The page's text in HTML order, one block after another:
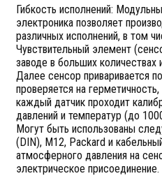
Гибкость исполнений:
электроника позволяет
различных исполнений, в том
Чувствительный элемент
заводе в больших количествах
Далее сенсор приваривается
проверяется на
каждый датчик проходит
давлений и температур (до
Могут быть использованы
(DIN), M12, Packard и
атмосферного давления на
электрическое присоединение.